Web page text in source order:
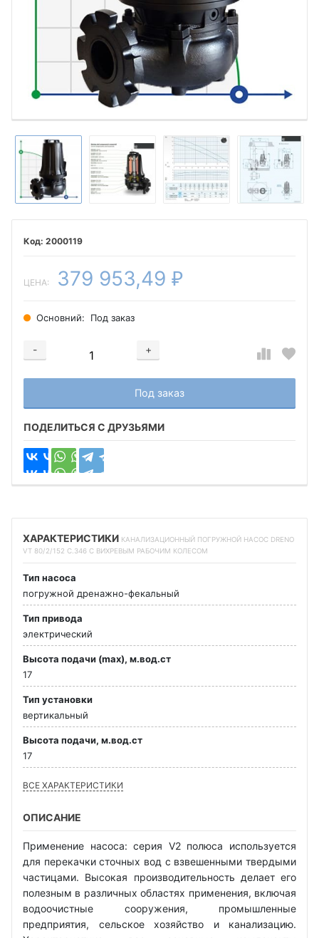
2000119
ЦЕНА: 379 953,49 ₽
Основний: Под заказ
-
+
Добавляется...
Под заказ
Добавлен
ПОДЕЛИТЬСЯ С ДРУЗЬЯМИ
ХАРАКТЕРИСТИКИ КАНАЛИЗАЦИОННЫЙ ПОГРУЖНОЙ НАСОС DRENO
VT 80/2/152 C.346 С ВИХРЕВЫМ РАБОЧИМ КОЛЕСОМ
Тип насоса
погружной дренажно-фекальный
Тип привода
электрический
Высота подачи (max), м.вод.ст
17
Тип установки
вертикальный
Высота подачи, м.вод.ст
17
ВСЕ ХАРАКТЕРИСТИКИ
ОПИСАНИЕ
Применение насоса: серия V2 полюса используется
для перекачки сточных вод с взвешенными твердыми
частицами. Высокая производительность делает его
полезным в различных областях применения, включая
водоочистные сооружения, промышленные
предприятия, сельское хозяйство и канализацию.